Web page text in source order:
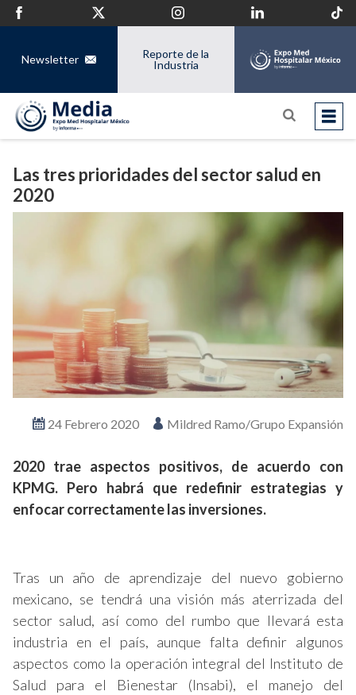
Newsletter
Reporte de la
Industria
Las tres prioridades del sector salud en
2020
24 Febrero 2020 Mildred Ramo/Grupo Expansión
2020 trae aspectos positivos, de acuerdo con
KPMG. Pero habrá que redefinir estrategias y
enfocar correctamente las inversiones.
Tras un año de aprendizaje del nuevo gobierno
mexicano, se tendrá una visión más aterrizada del
sector salud, así como del rumbo que llevará esta
industria en el país, aunque falta definir algunos
aspectos como la operación integral del Instituto de
Salud para el Bienestar (Insabi), el manejo del